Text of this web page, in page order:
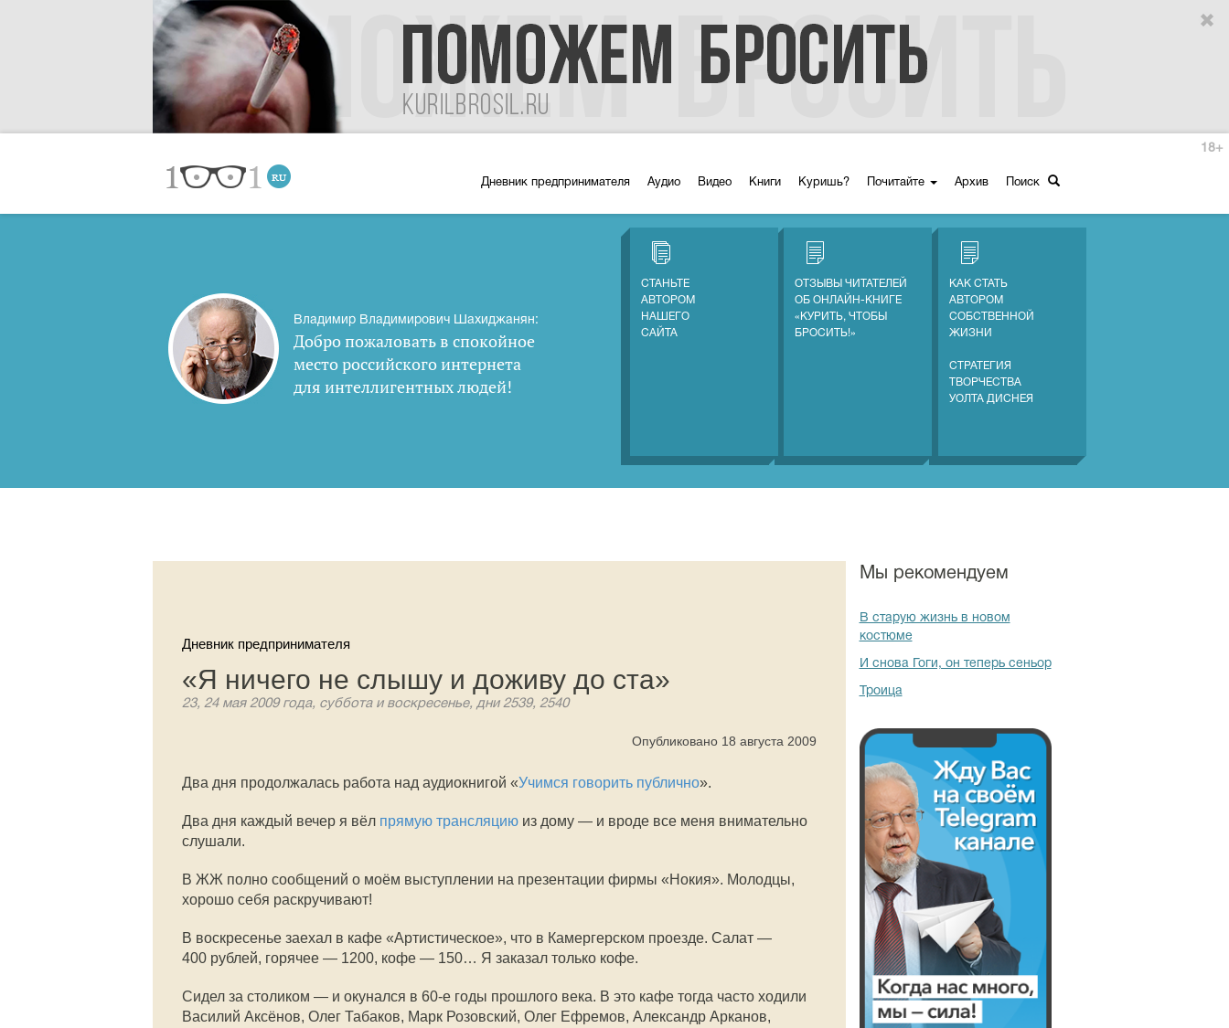
Дневник предпринимателя Аудио Видео Книги Куришь? Почитайте Архив Поиск
18+
Владимир Владимирович Шахиджанян:
Добро пожаловать в спокойное
место российского интернета
для интеллигентных людей!
СТАНЬТЕ
АВТОРОМ
НАШЕГО
САЙТА
ОТЗЫВЫ ЧИТАТЕЛЕЙ
ОБ ОНЛАЙН-КНИГЕ
«КУРИТЬ, ЧТОБЫ
БРОСИТЬ!»
КАК СТАТЬ
АВТОРОМ
СОБСТВЕННОЙ
ЖИЗНИ
СТРАТЕГИЯ
ТВОРЧЕСТВА
УОЛТА ДИСНЕЯ
Дневник предпринимателя
«Я ничего не слышу и доживу до ста»
23, 24 мая 2009 года, суббота и воскресенье, дни 2539, 2540
Опубликовано 18 августа 2009
Два дня продолжалась работа над аудиокнигой «Учимся говорить публично».
Два дня каждый вечер я вёл прямую трансляцию из дому — и вроде все меня внимательно
слушали.
В ЖЖ полно сообщений о моём выступлении на презентации фирмы «Нокия». Молодцы,
хорошо себя раскручивают!
В воскресенье заехал в кафе «Артистическое», что в Камергерском проезде. Салат —
400 рублей, горячее — 1200, кофе — 150… Я заказал только кофе.
Сидел за столиком — и окунался в 60-е годы прошлого века. В это кафе тогда часто ходили
Василий Аксёнов, Олег Табаков, Марк Розовский, Олег Ефремов, Александр Арканов,
Мы рекомендуем
В старую жизнь в новом
костюме
И снова Гоги, он теперь сеньор
Троица